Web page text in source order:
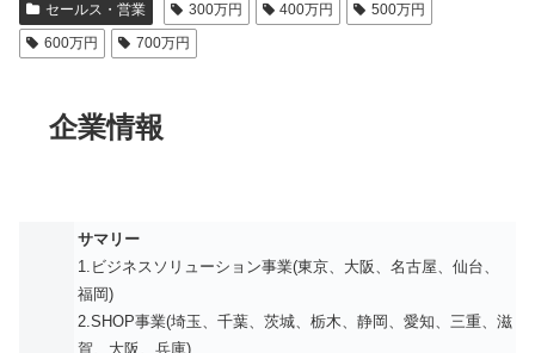
セールス・営業 300万円 400万円
500万円
600万円
700万円
企業情報
サマリー
1.ビジネスソリューション事業(東京、大阪、名古屋、仙台、
福岡)
2.SHOP事業(埼玉、千葉、茨城、栃木、静岡、愛知、三重、滋
賀、大阪、兵庫)